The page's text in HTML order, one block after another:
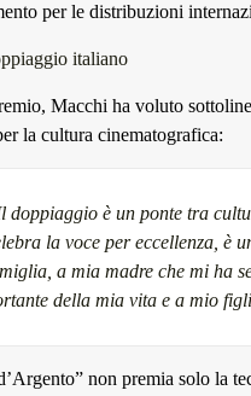
per le distribuzioni
italiano
Macchi ha voluto
la cultura cinematografica:
doppiaggio è un ponte tra
la voce per eccellenza, è
a mia madre che mi ha
della mia vita e a mio
non premia solo la